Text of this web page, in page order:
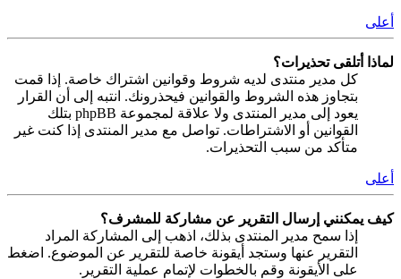
أعلى
لماذا أتلقى تحذيرات؟
كل مدير منتدى لديه شروط وقوانين اشتراك خاصة. إذا قمت
بتجاوز هذه الشروط والقوانين فيحذرونك. انتبه إلى أن القرار
يعود إلى مدير المنتدى ولا علاقة لمجموعة phpBB بتلك
القوانين أو الاشتراطات. تواصل مع مدير المنتدى إذا كنت غير
متأكد من سبب التحذيرات.
أعلى
كيف يمكنني إرسال التقرير عن مشاركة للمشرف؟
إذا سمح مدير المنتدى بذلك، اذهب إلى المشاركة المراد
التقرير عنها وستجد أيقونة خاصة للتقرير عن الموضوع. اضغط
على الأيقونة وقم بالخطوات لإتمام عملية التقرير.